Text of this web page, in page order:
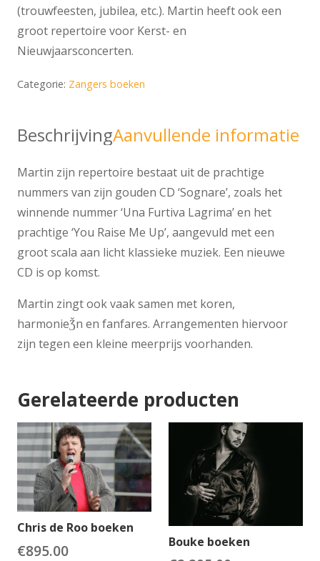
(trouwfeesten, jubilea, etc.). Martin heeft ook een
groot repertoire voor Kerst- en
Nieuwjaarsconcerten.
Categorie: Zangers boeken
BeschrijvingAanvullende informatie
Martin zijn repertoire bestaat uit de prachtige
nummers van zijn gouden CD ‘Sognare’, zoals het
winnende nummer ‘Una Furtiva Lagrima’ en het
prachtige ‘You Raise Me Up’, aangevuld met een
groot scala aan licht klassieke muziek. Een nieuwe
CD is op komst.
Martin zingt ook vaak samen met koren,
harmonieǮn en fanfares. Arrangementen hiervoor
zijn tegen een kleine meerprijs voorhanden.
Gerelateerde producten
Chris de Roo boeken
€895.00 Bouke boeken